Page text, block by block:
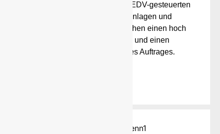
Verarbeitungszeiten. Unsere EDV-gesteuerten
Bügelautomaten, Richtanlagen und
Schneidautomaten ermöglichen einen hoch
professionellen Service und einen
reibungslosen Ablauf Ihres Auftrages.